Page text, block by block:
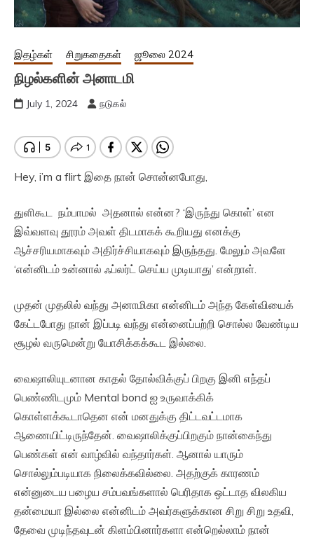
இதழ்கள் சிறுகதைகள் ஜூலை 2024
நிழல்களின் அனாடமி
July 1, 2024 நடுகல்
Hey, i’m a flirt இதை நான் சொன்னபோது,
துளிகூட நம்பாமல் அதனால் என்ன? ‘இருந்து கொள்’ என
இவ்வளவு தூரம் அவள் திடமாகக் கூறியது எனக்கு
ஆச்சரியமாகவும் அதிர்ச்சியாகவும் இருந்தது. மேலும் அவளே
‘என்னிடம் உன்னால் ஃப்லர்ட் செய்ய முடியாது’ என்றாள்.
முதன் முதலில் வந்து அனாமிகா என்னிடம் அந்த கேள்வியைக்
கேட்டபோது நான் இப்படி வந்து என்னைப்பற்றி சொல்ல வேண்டிய
சூழல் வருமென்று யோசிக்கக்கூட இல்லை.
வைஷாலியுடனான காதல் தோல்விக்குப் பிறகு இனி எந்தப்
பெண்ணிடமும் Mental bond ஐ உருவாக்கிக்
கொள்ளக்கூடாதென என் மனதுக்கு திட்டவட்டமாக
ஆணையிட்டிருந்தேன். வைஷாலிக்குப்பிறகும் நான்கைந்து
பெண்கள் என் வாழ்வில் வந்தார்கள். ஆனால் யாரும்
சொல்லும்படியாக நிலைக்கவில்லை. அதற்குக் காரணம்
என்னுடைய பழைய சம்பவங்களால் பெரிதாக ஒட்டாத விலகிய
தன்மையா இல்லை என்னிடம் அவர்களுக்கான சிறு சிறு உதவி,
தேவை முடிந்தவுடன் கிளம்பினார்களா என்றெல்லாம் நான்